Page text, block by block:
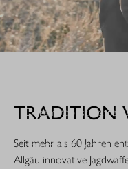
Extrem robust. Extrem
gemacht für den rauen
TRADITION
Seit mehr als 60 Jahren
Allgäu innovative